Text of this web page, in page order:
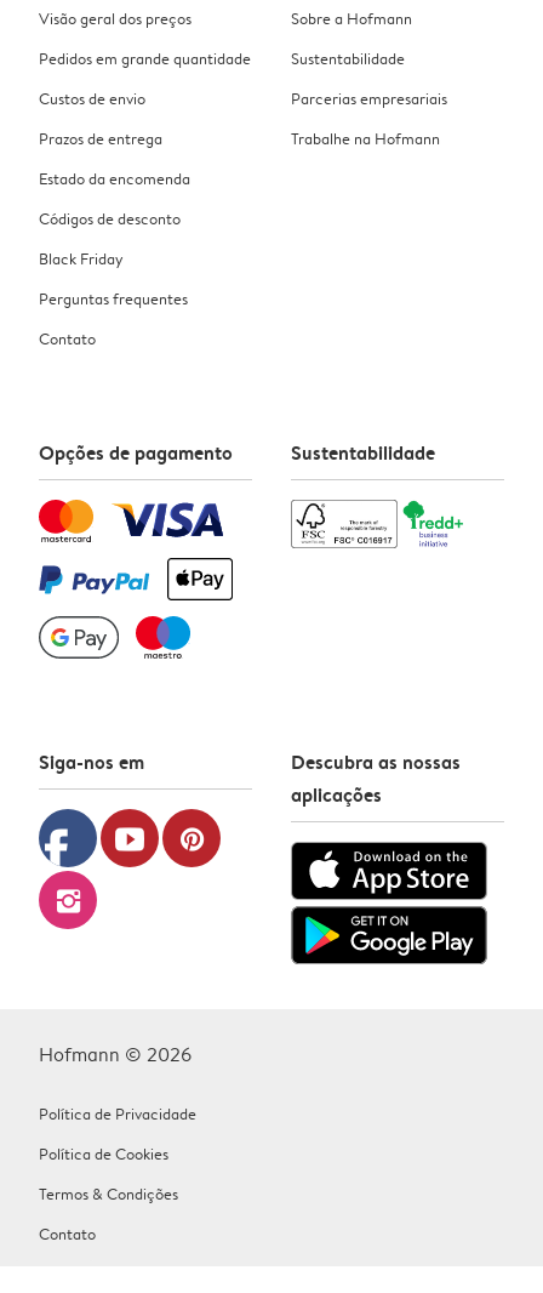
Visão geral dos preços
Pedidos em grande quantidade
Custos de envio
Prazos de entrega
Estado da encomenda
Códigos de desconto
Black Friday
Perguntas frequentes
Contato
Sobre a Hofmann
Sustentabilidade
Parcerias empresariais
Trabalhe na Hofmann
Opções de pagamento Sustentabilidade
Siga-nos em
facebook youtube pinterest
instagram
Descubra as nossas
aplicações
Hofmann © 2026
Política de Privacidade
Política de Cookies
Termos & Condições
Contato